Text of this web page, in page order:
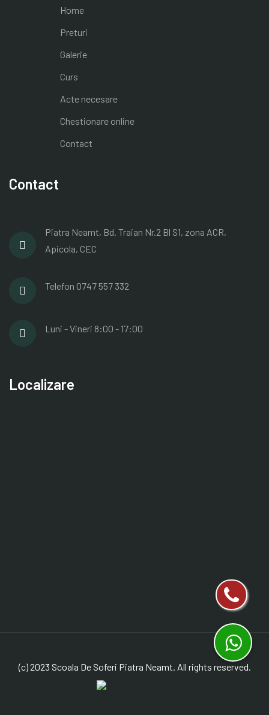
Home
Preturi
Galerie
Curs
Acte necesare
Chestionare online
Contact
Contact
Piatra Neamt, Bd. Traian Nr.2 Bl S1, zona ACR,
Apicola, CEC
Telefon 0747 557 332
Luni - Vineri 8:00 - 17:00
Localizare
(c) 2023 Scoala De Soferi Piatra Neamt. All rights reserved.